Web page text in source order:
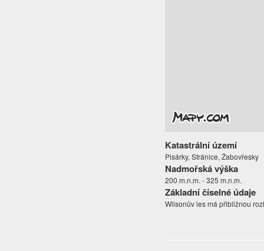
Katastrální území
Pisárky, Stránice, Žabovřesky
Nadmořská výška
200 m.n.m. - 325 m.n.m.
Základní číselné údaje
Wilsonův les má přibližnou